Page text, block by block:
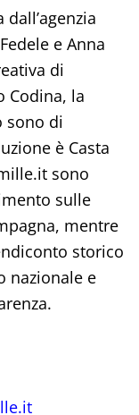
e Anna
di
Codina, la
sono di
è Casta
sono
sulle
mentre
storico
nazionale e